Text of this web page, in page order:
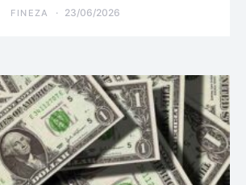
FINEZA 23/06/2026